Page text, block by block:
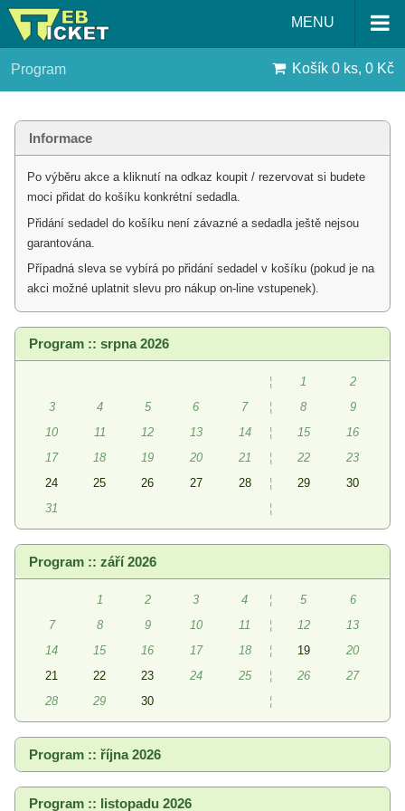
MENU
Program Košík 0 ks, 0 Kč
Informace
Po výběru akce a kliknutí na odkaz koupit / rezervovat si budete
moci přidat do košíku konkrétní sedadla.
Přidání sedadel do košíku není závazné a sedadla ještě nejsou
garantována.
Případná sleva se vybírá po přidání sedadel v košíku (pokud je na
akci možné uplatnit slevu pro nákup on-line vstupenek).
Program :: srpna 2026
¦ 1
2
3
4 5 6 7 ¦ 8
9
10
11 12 13 14 ¦ 15
16
17
18 19 20 21 ¦ 22
23
24
25 26 27 28 ¦ 29
30
31
¦
Program :: září 2026
1 2 3 4 ¦ 5
6
7
8 9 10 11 ¦ 12
13
14
15 16 17 18 ¦ 19
20
21
22 23 24 25 ¦ 26
27
28
29 30 ¦
Program :: října 2026
Program :: listopadu 2026